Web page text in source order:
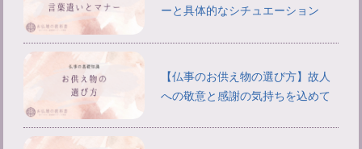
ーと具体的なシチュエーション
【仏事のお供え物の選び方】故人
への敬意と感謝の気持ちを込めて